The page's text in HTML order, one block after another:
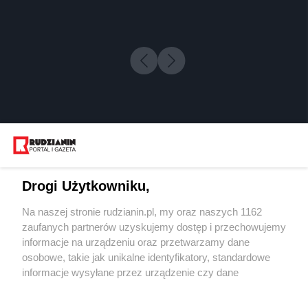
Wydawca mediów
Drogi Użytkowniku,
Na naszej stronie rudzianin.pl, my oraz naszych 1162
zaufanych partnerów uzyskujemy dostęp i przechowujemy
informacje na urządzeniu oraz przetwarzamy dane
osobowe, takie jak unikalne identyfikatory, standardowe
informacje wysyłane przez urządzenie czy dane